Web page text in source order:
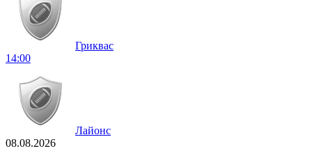
Гриквас
14:00
Лайонс
08.08.2026